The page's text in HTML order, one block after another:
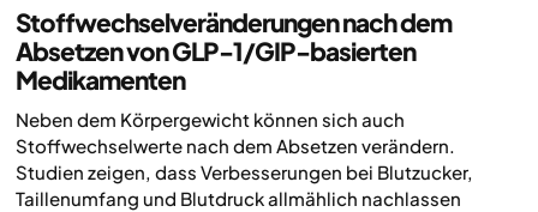
Stoffwechselveränderungen nach dem
Absetzen von GLP-1/GIP-basierten
Medikamenten
Neben dem Körpergewicht können sich auch
Stoffwechselwerte nach dem Absetzen verändern.
Studien zeigen, dass Verbesserungen bei Blutzucker,
Taillenumfang und Blutdruck allmählich nachlassen